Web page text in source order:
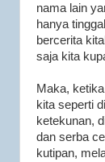
nama lain
hanya
bercerita
saja kita
Maka,
kita seperti
ketekunan,
dan serba
kutipan,